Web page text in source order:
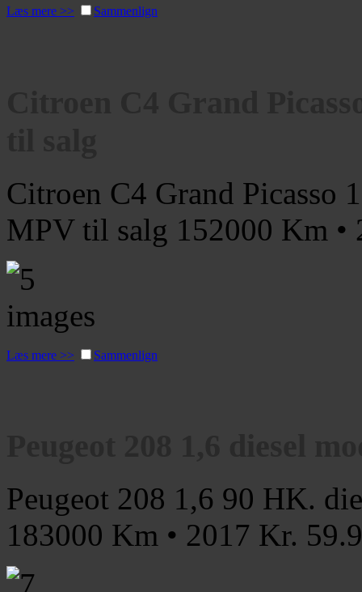
Læs mere >> Sammenlign
Citroen C4 Grand Picasso
MPV til salg 152000 Km
Læs mere >> Sammenlign
Peugeot 208 1,6 90 HK.
183000 Km • 2017 Kr.